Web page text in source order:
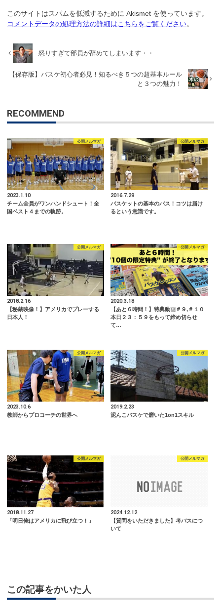
このサイトはスパムを低減するために Akismet を使っています。
コメントデータの処理方法の詳細はこちらをご覧ください。
怒りすぎて部員が辞めてしまいます・・
【保存版】バスケ初心者必見！知るべき５つの超基本ルール
と３つの魅力！
RECOMMEND
公開メルマガ
2023.1.10
チーム全員がワンハンドシュート！全
国ベスト４までの軌跡。
公開メルマガ
2016.7.29
バスケットの基本のパス！コツは届け
るという意識です。
公開メルマガ
2018.2.16
【秘蔵映像！】アメリカでプレーする
日本人！
公開メルマガ
2020.3.18
【あと６時間！】特典動画＃９,＃１０
本日２３：５９をもって締め切らせ
て…
公開メルマガ
2023.10.6
教師からプロコーチの世界へ
公開メルマガ
2019.2.23
泥んこバスケで磨いた1on1スキル
公開メルマガ
2018.11.27
「明日俺はアメリカに飛び立つ！」
公開メルマガ
2024.12.12
【質問をいただきました】考バスにつ
いて
この記事をかいた人